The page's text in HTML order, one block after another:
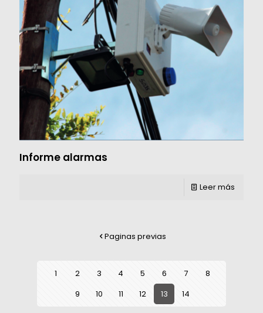
Informe alarmas
Leer más
Paginas previas
1 2 3 4 5 6 7
8
9
10 11 12 13 14